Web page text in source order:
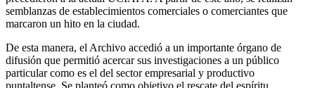
semblanzas de establecimientos comerciales o comerciantes que
marcaron un hito en la ciudad.
De esta manera, el Archivo accedió a un importante órgano de
difusión que permitió acercar sus investigaciones a un público
particular como es el del sector empresarial y productivo
puntaltense. Se planteó como objetivo el rescate del espíritu